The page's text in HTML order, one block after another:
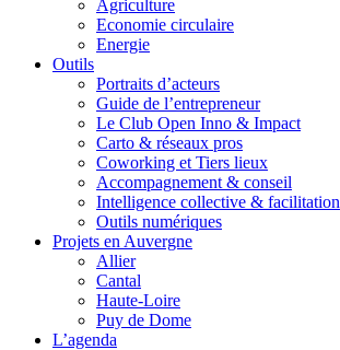
Agriculture
Economie circulaire
Energie
Outils
Portraits d’acteurs
Guide de l’entrepreneur
Le Club Open Inno & Impact
Carto & réseaux pros
Coworking et Tiers lieux
Accompagnement & conseil
Intelligence collective & facilitation
Outils numériques
Projets en Auvergne
Allier
Cantal
Haute-Loire
Puy de Dome
L’agenda